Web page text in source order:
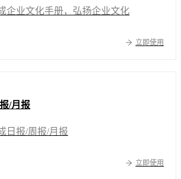
企业文化手册，弘扬企业文化
立即使用
/月报
日报/周报/月报
立即使用